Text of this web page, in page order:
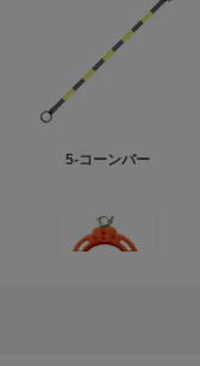
5-コーンバー